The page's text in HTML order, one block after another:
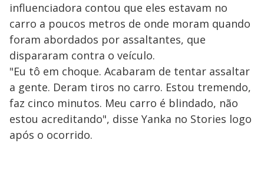
influenciadora contou que eles estavam no
carro a poucos metros de onde moram quando
foram abordados por assaltantes, que
dispararam contra o veículo.
"Eu tô em choque. Acabaram de tentar assaltar
a gente. Deram tiros no carro. Estou tremendo,
faz cinco minutos. Meu carro é blindado, não
estou acreditando", disse Yanka no Stories logo
após o ocorrido.